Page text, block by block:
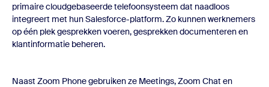
primaire cloudgebaseerde telefoonsysteem dat naadloos
integreert met hun Salesforce-platform. Zo kunnen werknemers
op één plek gesprekken voeren, gesprekken documenteren en
klantinformatie beheren.
Naast Zoom Phone gebruiken ze Meetings, Zoom Chat en